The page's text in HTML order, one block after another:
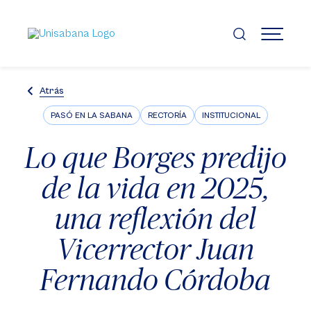
contenido
principal
MENÚ
Atrás
PASÓ EN LA SABANA RECTORÍA INSTITUCIONAL
Lo que Borges predijo
de la vida en 2025,
una reflexión del
Vicerrector Juan
Fernando Córdoba